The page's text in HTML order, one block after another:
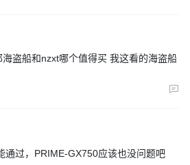
海盗船和nzxt哪个值得买 我这看的海盗船
通过，PRIME-GX750应该也没问题吧